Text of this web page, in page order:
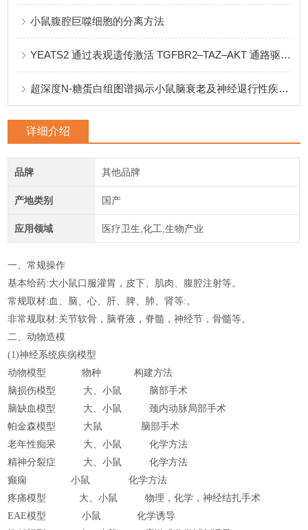
小鼠腹腔巨噬细胞的分离方法
YEATS2 通过表观遗传激活 TGFBR2–TAZ–AKT 通路驱动肝细胞癌进展
超深度N-糖蛋白组图谱揭示小鼠脑衰老及神经退行性疾病的时空特征
详细介绍
品牌 其他品牌
产地类别 国产
应用领域 医疗卫生,化工,生物产业
一、常规操作
基本给药:大小鼠口服灌胃，皮下、肌肉、腹腔注射等。
常规取材:血、脑、心、肝、脾、肺、肾等:。
非常规取材:关节软骨，脑脊液，脊髓，神经节，骨髓等。
二、动物造模
(1)神经系统疾病模型
动物模型 物种构建方法
脑损伤模型 大、小鼠 脑部手术
脑缺血模型
大、小鼠
颈内动脉局部手术
帕金森模型
大鼠
脑部手术
老年性痴呆
大、小鼠
化学方法
精神分裂症
大、小鼠
化学方法
癫痫
小鼠
化学方法
疼痛模型
大、小鼠
物理，化学，神经结扎手术
EAE模型
小鼠
化学诱导